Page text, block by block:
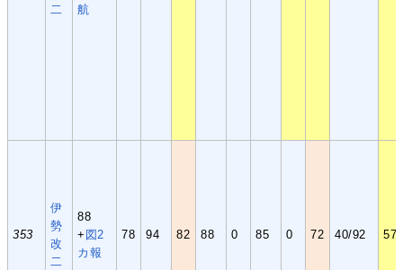
二
航
353
伊
勢
改
二
88
+ 図2
カ 報
78 94 82 88 0 85 0 72 40/92